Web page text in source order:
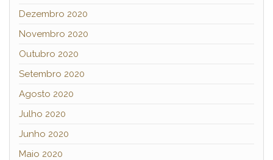
Dezembro 2020
Novembro 2020
Outubro 2020
Setembro 2020
Agosto 2020
Julho 2020
Junho 2020
Maio 2020